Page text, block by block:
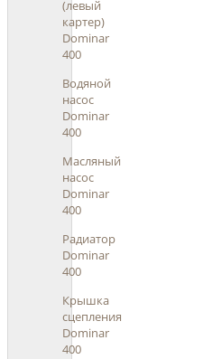
(левый
картер)
Dominar
400
Водяной
насос
Dominar
400
Масляный
насос
Dominar
400
Радиатор
Dominar
400
Крышка
сцепления
Dominar
400